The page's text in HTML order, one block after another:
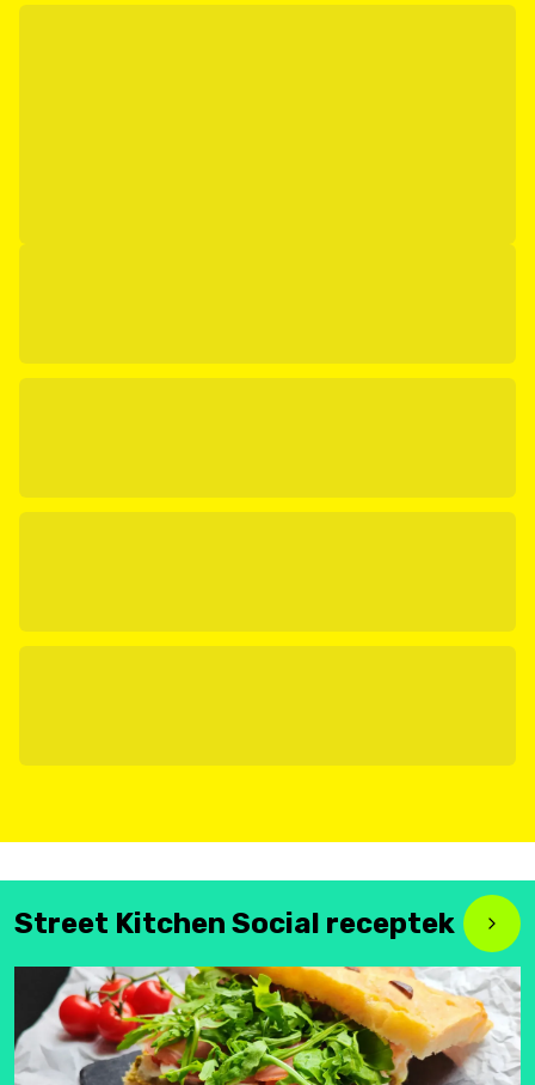
Street Kitchen Social receptek